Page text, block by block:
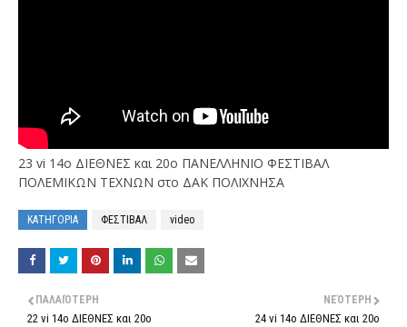
23 vi 14ο ΔΙΕΘΝΕΣ και 20ο ΠΑΝΕΛΛΗΝΙΟ ΦΕΣΤΙΒΑΛ
ΠΟΛΕΜΙΚΩΝ ΤΕΧΝΩΝ στο ΔΑΚ ΠΟΛΙΧΝΗΣΑ
ΚΑΤΗΓΟΡΙΑ ΦΕΣΤΙΒΑΛ video
ΝΕΌΤΕΡΗ
24 vi 14ο ΔΙΕΘΝΕΣ και 20ο
ΠΑΛΑΙΌΤΕΡΗ
22 vi 14ο ΔΙΕΘΝΕΣ και 20ο